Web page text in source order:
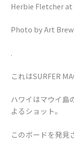
Herbie Fletcher at
Photo by Art
.
これはSURFER
ハワイはマウイ島
よるショット。
このボードを発見